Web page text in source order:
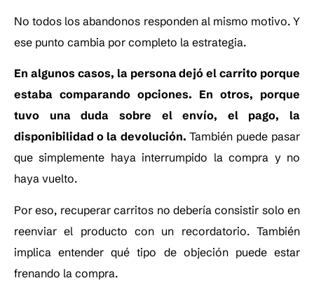
No todos los abandonos responden al mismo motivo. Y
ese punto cambia por completo la estrategia.
En algunos casos, la persona dejó el carrito porque
estaba comparando opciones. En otros, porque
tuvo una duda sobre el envío, el pago, la
disponibilidad o la devolución. También puede pasar
que simplemente haya interrumpido la compra y no
haya vuelto.
Por eso, recuperar carritos no debería consistir solo en
reenviar el producto con un recordatorio. También
implica entender qué tipo de objeción puede estar
frenando la compra.